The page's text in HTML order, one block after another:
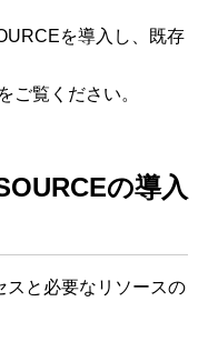
を導入し、既存
ご覧ください。
の導入
スと必要なリソースの